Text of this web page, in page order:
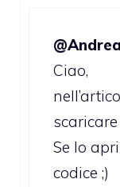
@Andrea
Ciao,
Se lo
codice ;)